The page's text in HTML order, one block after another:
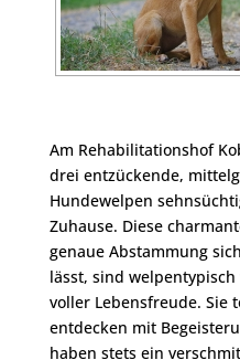
Am Rehabilitationshof
drei entzückende,
Hundewelpen
Zuhause. Diese
genaue Abstammung
lässt, sind
voller Lebensfreude. Sie
entdecken mit
haben stets ein